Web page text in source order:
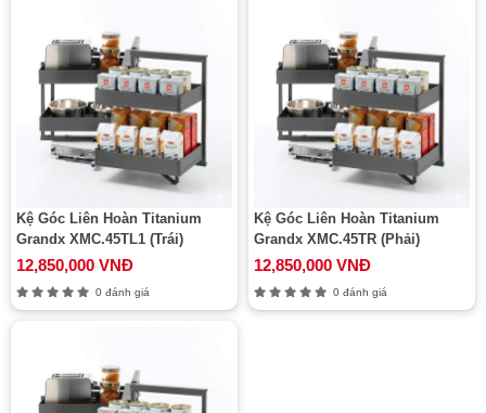
Kệ Góc Liên Hoàn Titanium
Grandx XMC.45TL1 (Trái)
12,850,000 VNĐ
0 đánh giá
Kệ Góc Liên Hoàn Titanium
Grandx XMC.45TR (Phải)
12,850,000 VNĐ
0 đánh giá